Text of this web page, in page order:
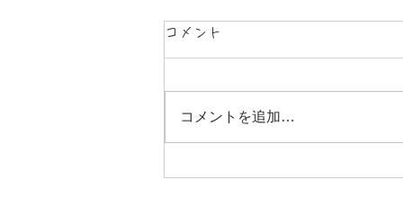
コメント
コメントを追加…